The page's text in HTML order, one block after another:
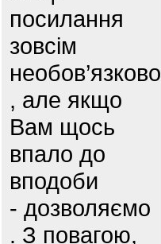
посилання
зовсім
необов’язково
, але якщо
Вам щось
впало до
вподоби
- дозволяємо
. З повагою,